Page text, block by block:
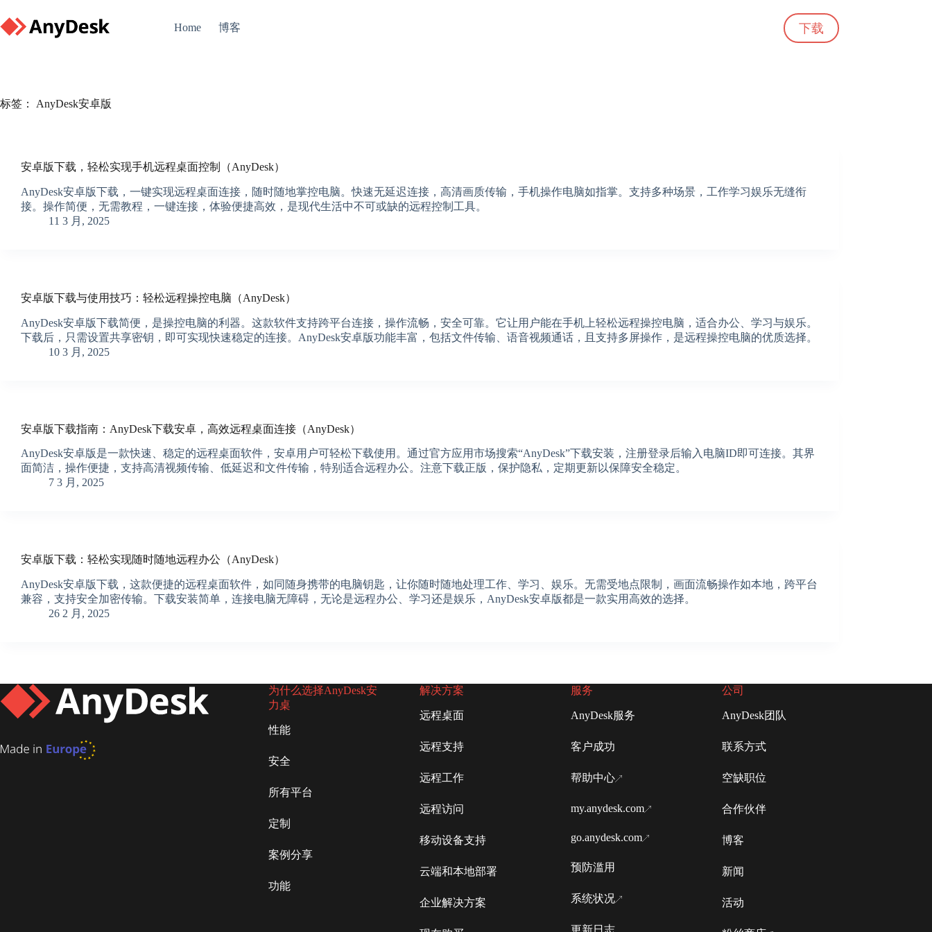
to
content
Home 博客 下载
标签： AnyDesk安卓版
安卓版下载，轻松实现手机远程桌面控制（AnyDesk）
AnyDesk安卓版下载，一键实现远程桌面连接，随时随地掌控电脑。快速无延迟连接，高清画质传输，手机操作电脑如指掌。支持多种场景，工作学习娱乐无缝衔
接。操作简便，无需教程，一键连接，体验便捷高效，是现代生活中不可或缺的远程控制工具。
11 3 月, 2025
安卓版下载与使用技巧：轻松远程操控电脑（AnyDesk）
AnyDesk安卓版下载简便，是操控电脑的利器。这款软件支持跨平台连接，操作流畅，安全可靠。它让用户能在手机上轻松远程操控电脑，适合办公、学习与娱乐。
下载后，只需设置共享密钥，即可实现快速稳定的连接。AnyDesk安卓版功能丰富，包括文件传输、语音视频通话，且支持多屏操作，是远程操控电脑的优质选择。
10 3 月, 2025
安卓版下载指南：AnyDesk下载安卓，高效远程桌面连接（AnyDesk）
AnyDesk安卓版是一款快速、稳定的远程桌面软件，安卓用户可轻松下载使用。通过官方应用市场搜索“AnyDesk”下载安装，注册登录后输入电脑ID即可连接。其界
面简洁，操作便捷，支持高清视频传输、低延迟和文件传输，特别适合远程办公。注意下载正版，保护隐私，定期更新以保障安全稳定。
7 3 月, 2025
安卓版下载：轻松实现随时随地远程办公（AnyDesk）
AnyDesk安卓版下载，这款便捷的远程桌面软件，如同随身携带的电脑钥匙，让你随时随地处理工作、学习、娱乐。无需受地点限制，画面流畅操作如本地，跨平台
兼容，支持安全加密传输。下载安装简单，连接电脑无障碍，无论是远程办公、学习还是娱乐，AnyDesk安卓版都是一款实用高效的选择。
26 2 月, 2025
为什么选择AnyDesk安
力桌
性能
安全
所有平台
定制
案例分享
功能
解决方案
远程桌面
远程支持
远程工作
远程访问
移动设备支持
云端和本地部署
企业解决方案
服务
AnyDesk服务
客户成功
帮助中心
my.anydesk.com
go.anydesk.com
预防滥用
系统状况
更新日志
公司
AnyDesk团队
联系方式
空缺职位
合作伙伴
博客
新闻
活动